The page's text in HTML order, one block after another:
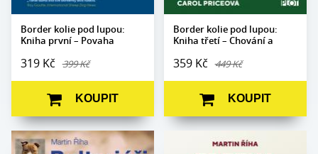
Border kolie pod lupou:
Kniha první – Povaha
319 Kč 399 Kč
KOUPIT
Border kolie pod lupou:
Kniha třetí – Chování a
359 Kč 449 Kč
KOUPIT